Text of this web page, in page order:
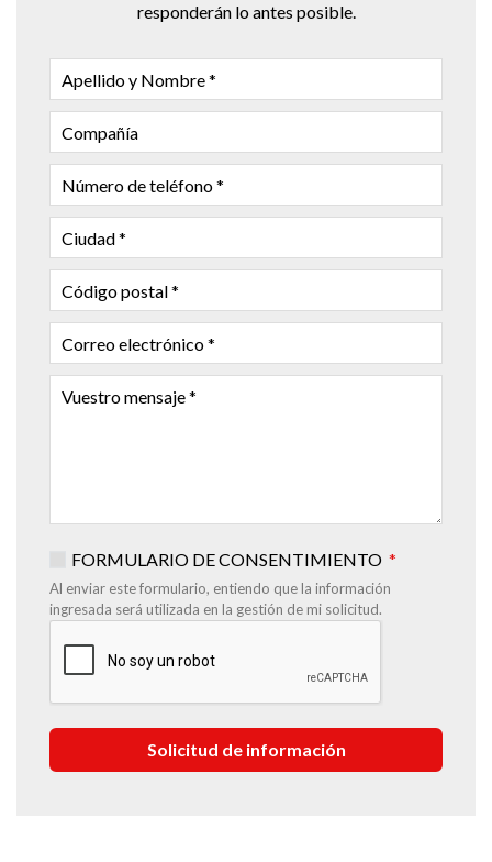
responderán lo antes posible.
APELLIDO
Y
NOMBRE
COMPAÑÍA
NÚMERO
DE
TELÉFONO
CIUDAD
CÓDIGO
POSTAL
CORREO
ELECTRÓNICO
VUESTRO
FORMULARIO DE CONSENTIMIENTO
Al enviar este formulario, entiendo que la información
ingresada será utilizada en la gestión de mi solicitud.